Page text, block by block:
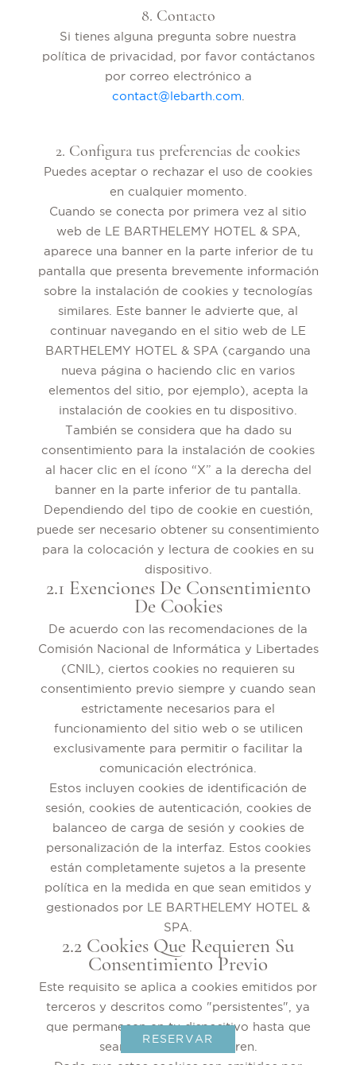
8. Contacto
Si tienes alguna pregunta sobre nuestra
política de privacidad, por favor contáctanos
por correo electrónico a
contact@lebarth.com
2. Configura tus preferencias de cookies
Puedes aceptar o rechazar el uso de cookies
en cualquier momento.
Cuando se conecta por primera vez al sitio
web de LE BARTHELEMY HOTEL & SPA,
aparece una banner en la parte inferior de tu
pantalla que presenta brevemente información
sobre la instalación de cookies y tecnologías
similares. Este banner le advierte que, al
continuar navegando en el sitio web de LE
BARTHELEMY HOTEL & SPA (cargando una
nueva página o haciendo clic en varios
elementos del sitio, por ejemplo), acepta la
instalación de cookies en tu dispositivo.
También se considera que ha dado su
consentimiento para la instalación de cookies
al hacer clic en el ícono “X” a la derecha del
banner en la parte inferior de tu pantalla.
Dependiendo del tipo de cookie en cuestión,
puede ser necesario obtener su consentimiento
para la colocación y lectura de cookies en su
dispositivo.
2.1 Exenciones De Consentimiento
De Cookies
De acuerdo con las recomendaciones de la
Comisión Nacional de Informática y Libertades
(CNIL), ciertos cookies no requieren su
consentimiento previo siempre y cuando sean
estrictamente necesarios para el
funcionamiento del sitio web o se utilicen
exclusivamente para permitir o facilitar la
comunicación electrónica.
Estos incluyen cookies de identificación de
sesión, cookies de autenticación, cookies de
balanceo de carga de sesión y cookies de
personalización de la interfaz. Estos cookies
están completamente sujetos a la presente
política en la medida en que sean emitidos y
gestionados por LE BARTHELEMY HOTEL &
SPA.
2.2 Cookies Que Requieren Su
Consentimiento Previo
Este requisito se aplica a cookies emitidos por
terceros y descritos como "persistentes", ya
que permanecen en tu dispositivo hasta que
sean eliminados o expiren.
RESERVAR